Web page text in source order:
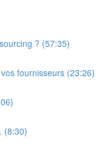
? (57:35)
fournisseurs (23:26)
(8:30)